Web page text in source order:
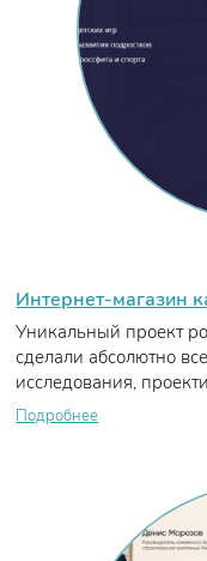
Интернет-магазин
Уникальный проект
сделали абсолютно
исследования,
Подробнее